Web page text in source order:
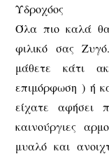
Υδροχόος
Όλα πιο καλά
φιλικό σας
μάθετε κάτι
επιμόρφωση ) ή
είχατε αφήσει
καινούργιες
μυαλό και